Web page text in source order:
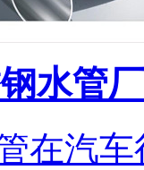
水管厂
在汽